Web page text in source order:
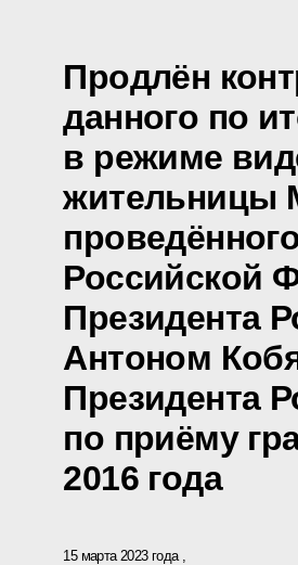
Продлён
данного по
в режиме
жительницы
Российской
Президента
Антоном
Президента
по приёму
2016 года
15 марта 2023 года